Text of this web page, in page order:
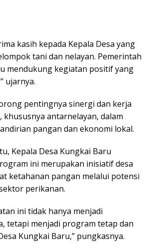
kasih kepada Kepala Desa yang
tani dan nelayan. Pemerintah
mendukung kegiatan positif yang
ujarnya.
pentingnya sinergi dan kerja
khususnya antarnelayan, dalam
pangan dan ekonomi lokal.
Kepala Desa Kungkai Baru
ini merupakan inisiatif desa
ketahanan pangan melalui potensi
perikanan.
ini tidak hanya menjadi
tetapi menjadi program tetap dan
Kungkai Baru,” pungkasnya.